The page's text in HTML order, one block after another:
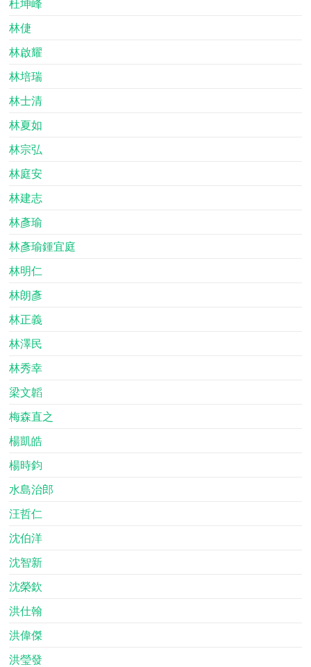
杜坤峰
林倢
林啟耀
林培瑞
林士清
林夏如
林宗弘
林庭安
林建志
林彥瑜
林彥瑜鍾宜庭
林明仁
林朗彥
林正義
林澤民
林秀幸
梁文韜
梅森直之
楊凱皓
楊時鈞
水島治郎
汪哲仁
沈伯洋
沈智新
沈榮欽
洪仕翰
洪偉傑
洪瑩發